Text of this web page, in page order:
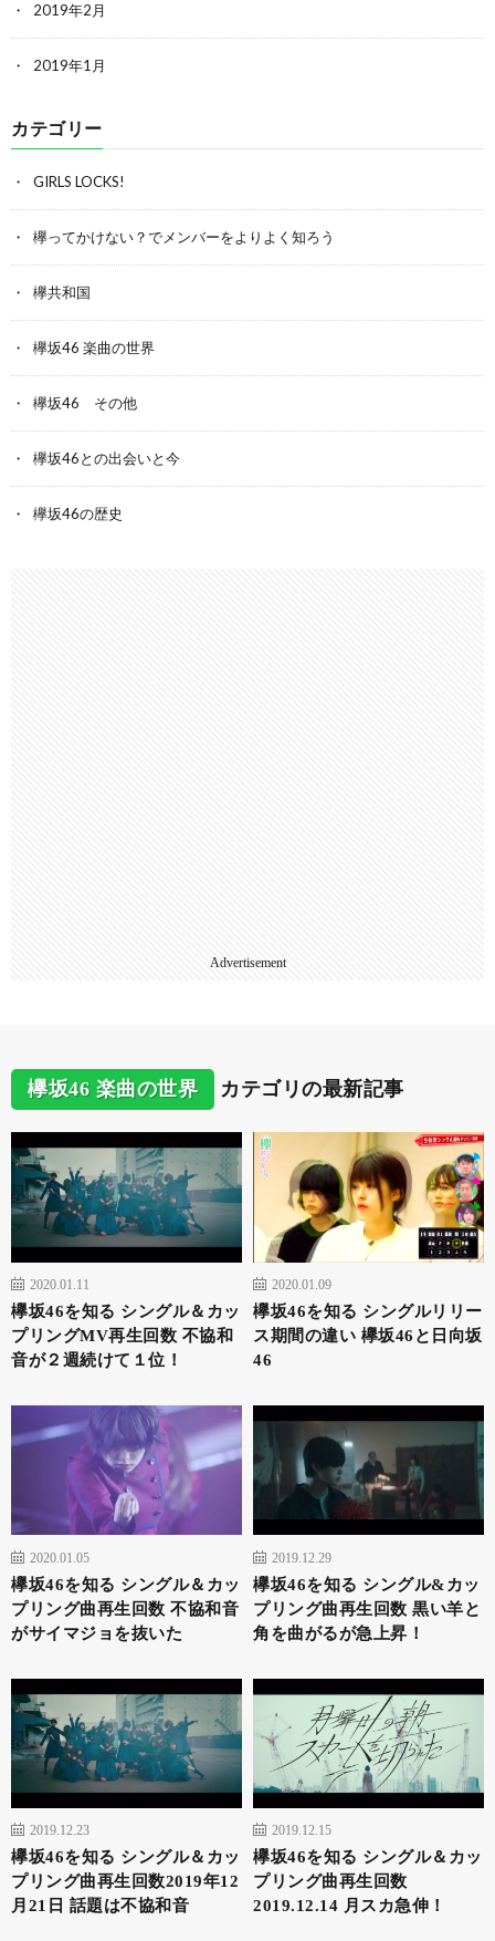
2019年2月
2019年1月
カテゴリー
GIRLS LOCKS!
欅ってかけない？でメンバーをよりよく知ろう
欅共和国
欅坂46 楽曲の世界
欅坂46 その他
欅坂46との出会いと今
欅坂46の歴史
Advertisement
欅坂46 楽曲の世界 カテゴリの最新記事
2020.01.11
欅坂46を知る シングル＆カッ
プリングMV再生回数 不協和
音が２週続けて１位！
2020.01.09
欅坂46を知る シングルリリー
ス期間の違い 欅坂46と日向坂
46
2020.01.05
欅坂46を知る シングル＆カッ
プリング曲再生回数 不協和音
がサイマジョを抜いた
2019.12.29
欅坂46を知る シングル&カッ
プリング曲再生回数 黒い羊と
角を曲がるが急上昇！
2019.12.23
欅坂46を知る シングル＆カッ
プリング曲再生回数2019年12
月21日 話題は不協和音
2019.12.15
欅坂46を知る シングル＆カッ
プリング曲再生回数
2019.12.14 月スカ急伸！